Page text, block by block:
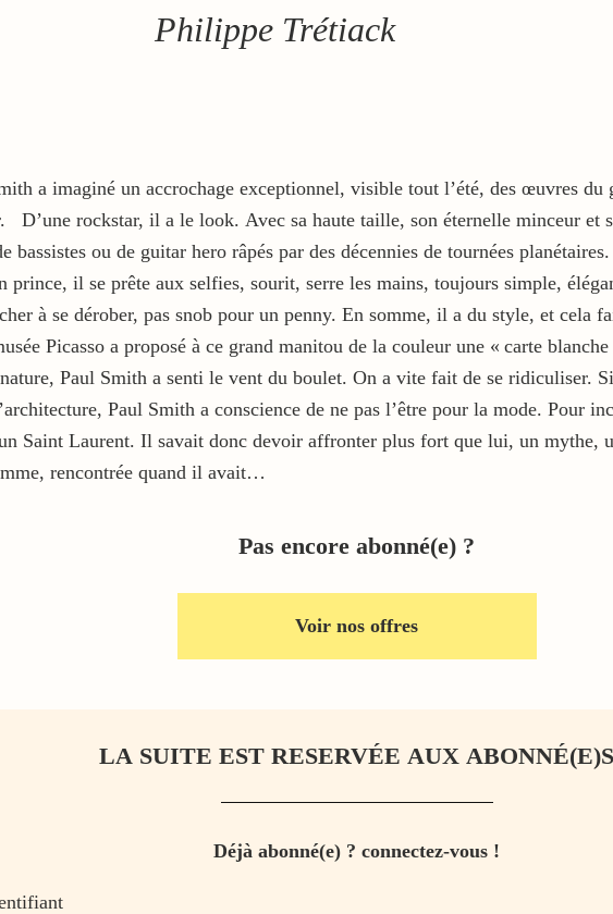
Philippe Trétiack
a imaginé un accrochage exceptionnel, visible tout l’été, des œuvres du
D’une rockstar, il a le look. Avec sa haute taille, son éternelle minceur et
bassistes ou de guitar hero râpés par des décennies de tournées
prince, il se prête aux selfies, sourit, serre les mains, toujours simple,
à se dérober, pas snob pour un penny. En somme, il a du style, et cela
Picasso a proposé à ce grand manitou de la couleur une « carte
Paul Smith a senti le vent du boulet. On a vite fait de se ridiculiser.
Paul Smith a conscience de ne pas l’être pour la mode. Pour
Saint Laurent. Il savait donc devoir affronter plus fort que lui, un mythe,
rencontrée quand il avait…
Pas encore abonné(e) ?
Voir nos offres
LA SUITE EST RESERVÉE AUX ABONNÉ(E)S
Déjà abonné(e) ? connectez-vous !